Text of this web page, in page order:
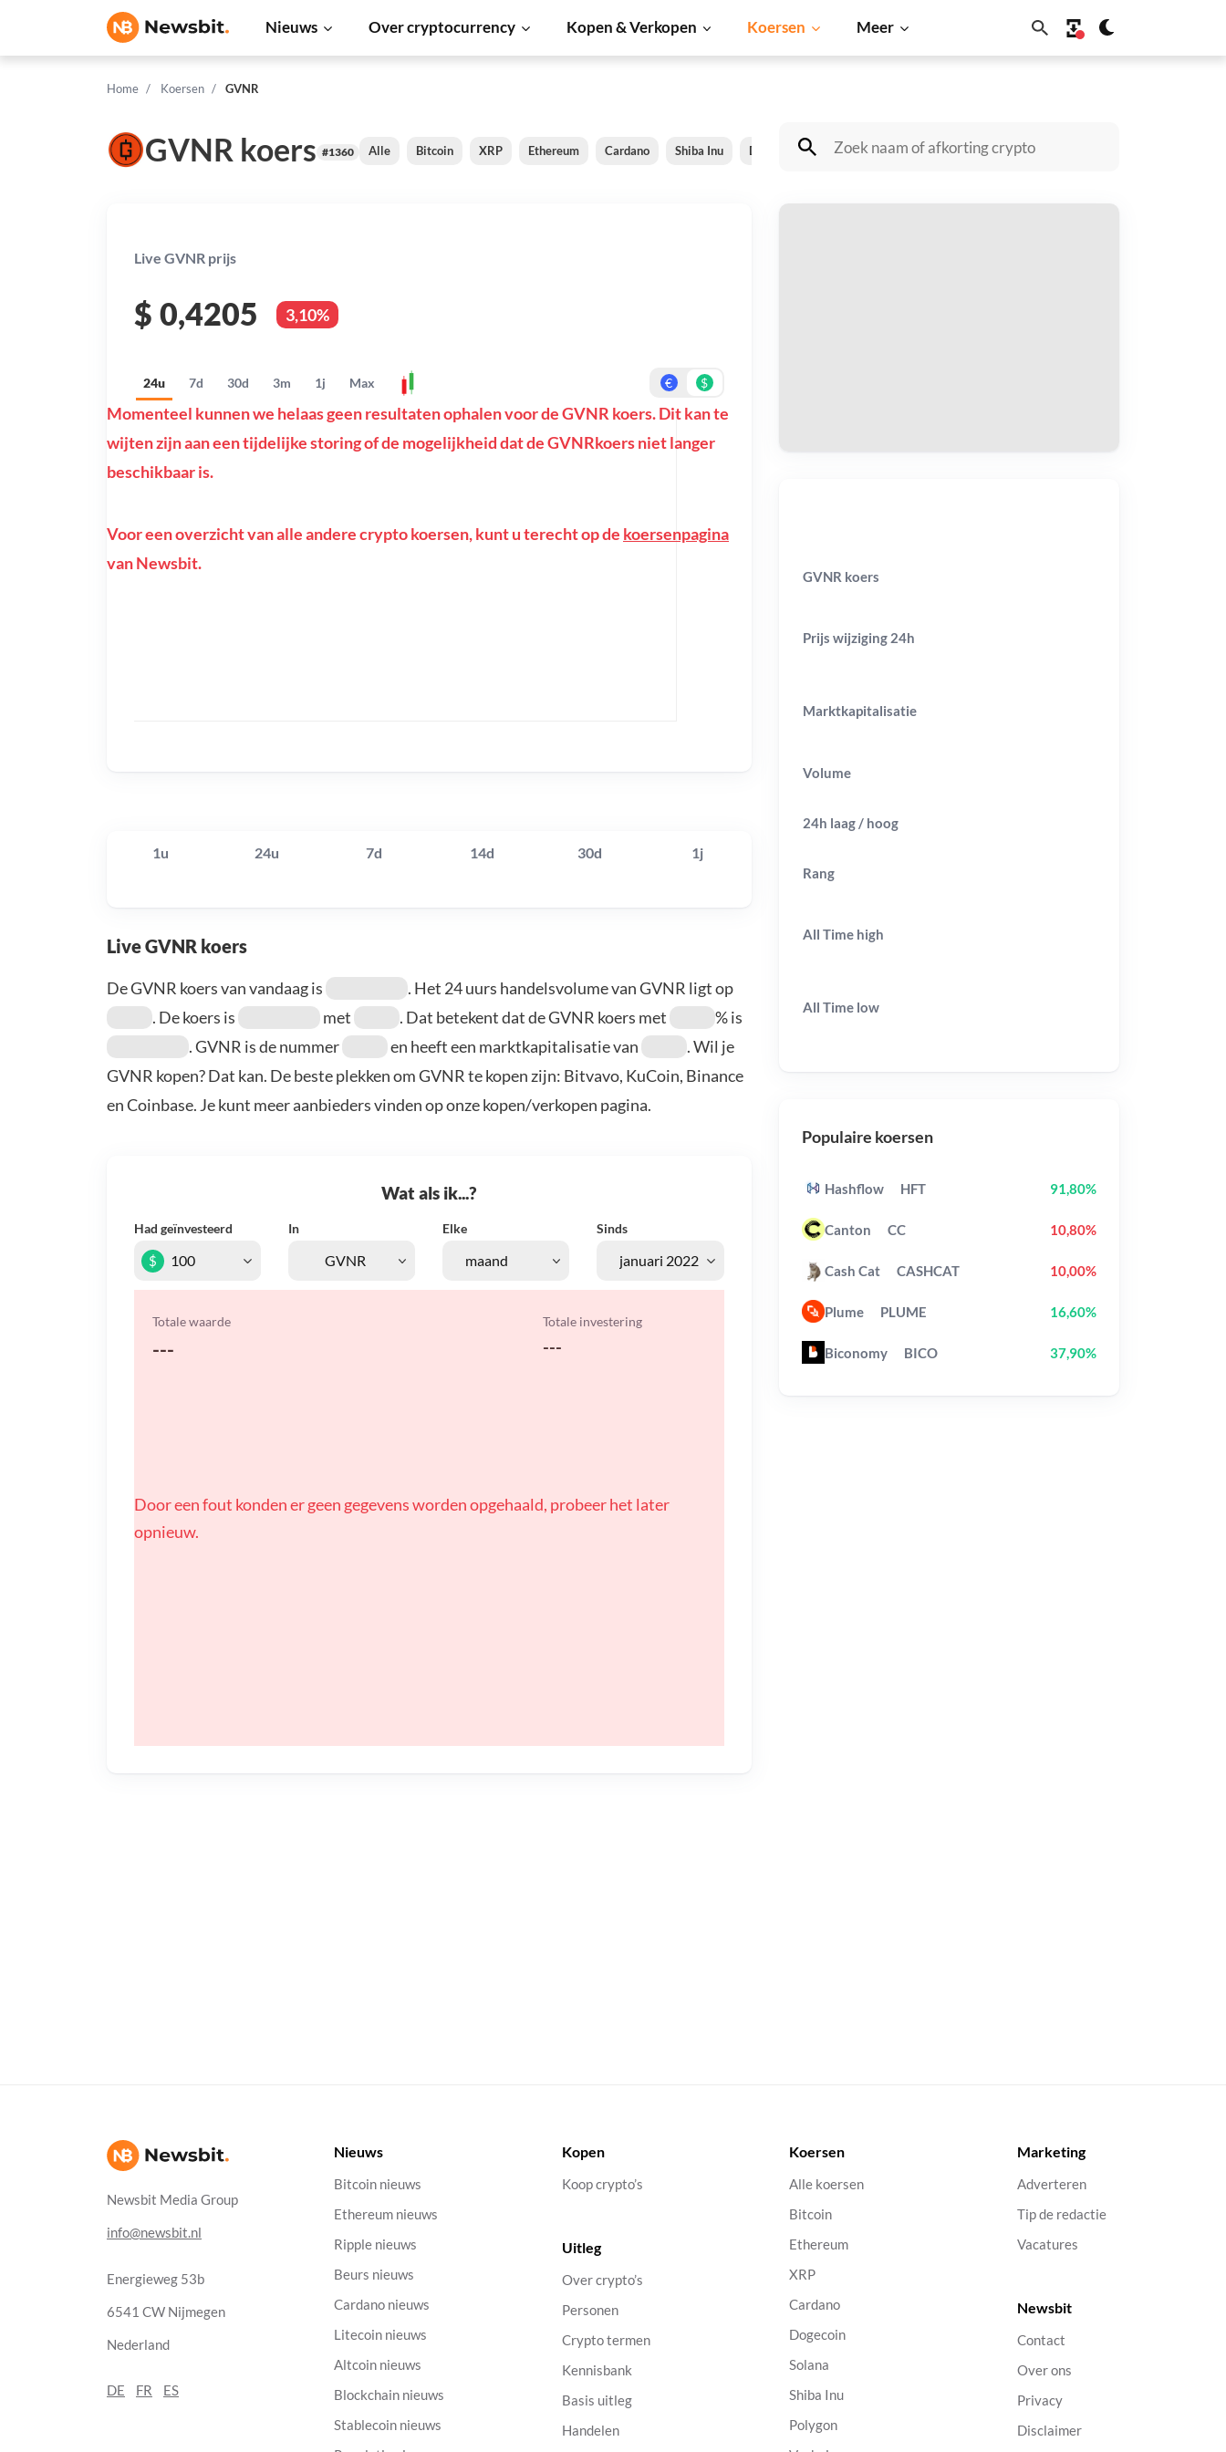
Nieuws Over cryptocurrency Kopen & Verkopen Koersen Meer
Home Koersen GVNR
GVNR koers #1360 Alle Bitcoin XRP Ethereum Cardano Shiba Inu Dogecoin Solana BNB
Live GVNR prijs
$ 0,4205 3,10%
24u 7d 30d 3m 1j Max € $
Momenteel kunnen we helaas geen resultaten ophalen voor de GVNR koers. Dit kan te
wijten zijn aan een tijdelijke storing of de mogelijkheid dat de GVNRkoers niet langer
beschikbaar is.
Voor een overzicht van alle andere crypto koersen, kunt u terecht op de koersenpagina
van Newsbit.
1u 24u 7d 14d 30d 1j
Live GVNR koers
De GVNR koers van vandaag is
. Het 24 uurs handelsvolume van GVNR ligt op
. De koers is
met . Dat betekent dat de GVNR koers met
% is
. GVNR is de nummer
en heeft een marktkapitalisatie van
. Wil je
GVNR kopen? Dat kan. De beste plekken om GVNR te kopen zijn: Bitvavo, KuCoin, Binance
en Coinbase. Je kunt meer aanbieders vinden op onze kopen/verkopen pagina.
Wat als ik...?
Had geïnvesteerd In Elke Sinds
$
Totale waarde
---
Totale investering
---
Door een fout konden er geen gegevens worden opgehaald, probeer het later
opnieuw.
GVNR koers
Prijs wijziging 24h
Marktkapitalisatie
Volume
24h laag / hoog
Rang
All Time high
All Time low
Populaire koersen
Hashflow HFT 91,80%
Canton CC 10,80%
Cash Cat CASHCAT 10,00%
Plume PLUME 16,60%
Biconomy BICO 37,90%
Newsbit Media Group
info@newsbit.nl
Energieweg 53b
6541 CW Nijmegen
Nederland
DE FR ES
Nieuws
Bitcoin nieuws
Ethereum nieuws
Ripple nieuws
Beurs nieuws
Cardano nieuws
Litecoin nieuws
Altcoin nieuws
Blockchain nieuws
Stablecoin nieuws
Kopen
Koop crypto’s
Uitleg
Over crypto’s
Personen
Crypto termen
Kennisbank
Basis uitleg
Handelen
Koersen
Alle koersen
Bitcoin
Ethereum
XRP
Cardano
Dogecoin
Solana
Shiba Inu
Polygon
Marketing
Adverteren
Tip de redactie
Vacatures
Newsbit
Contact
Over ons
Privacy
Disclaimer